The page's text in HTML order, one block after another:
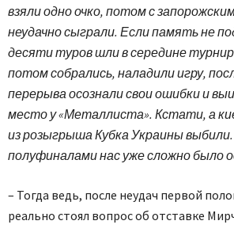
взяли одно очко, потом с
неудачно сыграли. Если память не
десяти туров шли в середине
потом собрались, наладили игру,
перерыва осознали свои ошибки и
место у «Металлиста». Кстати, а
из розыгрыша Кубка Украины
полуфиналами нас уже сложно было
– Тогда ведь, после неудач первой
реально стоял вопрос об отставке